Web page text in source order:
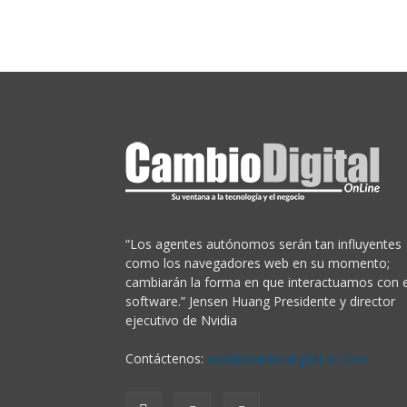
“Los agentes autónomos serán tan influyentes
como los navegadores web en su momento;
cambiarán la forma en que interactuamos con
software.” Jensen Huang Presidente y director
ejecutivo de Nvidia
Contáctenos: cdol@cambiodigital-ol.com